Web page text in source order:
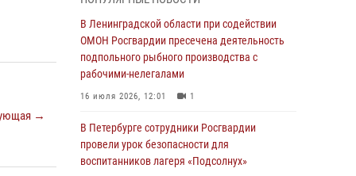
→
В Красносельском районе наряд Росгвардии
задержал правонарушителя, угрожавшего 17-
летнему подростку травматическим оружием
06 августа 2026, 13:39
оперативно задержали хулигана,
стрелявшего из пускового устройства рядом
с жилыми домами
В Ленинградской области при содействии
ОМОН Росгвардии пресечена деятельность
подпольного рыбного производства с
рабочими-нелегалами
16 июля 2026, 12:01 1
В Петербурге сотрудники Росгвардии
провели урок безопасности для
воспитанников лагеря «Подсолнух»